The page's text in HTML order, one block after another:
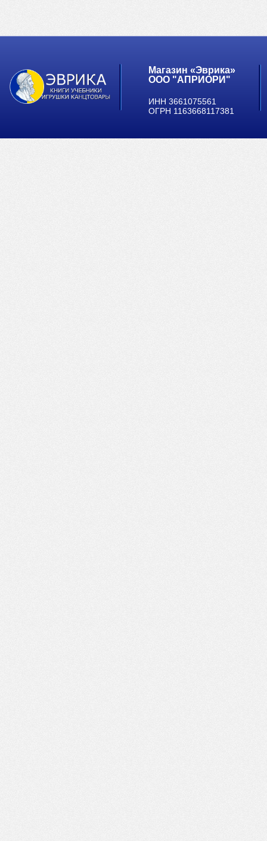
Магазин «Эврика»
ООО "АПРИОРИ"
ИНН 3661075561
ОГРН 1163668117381